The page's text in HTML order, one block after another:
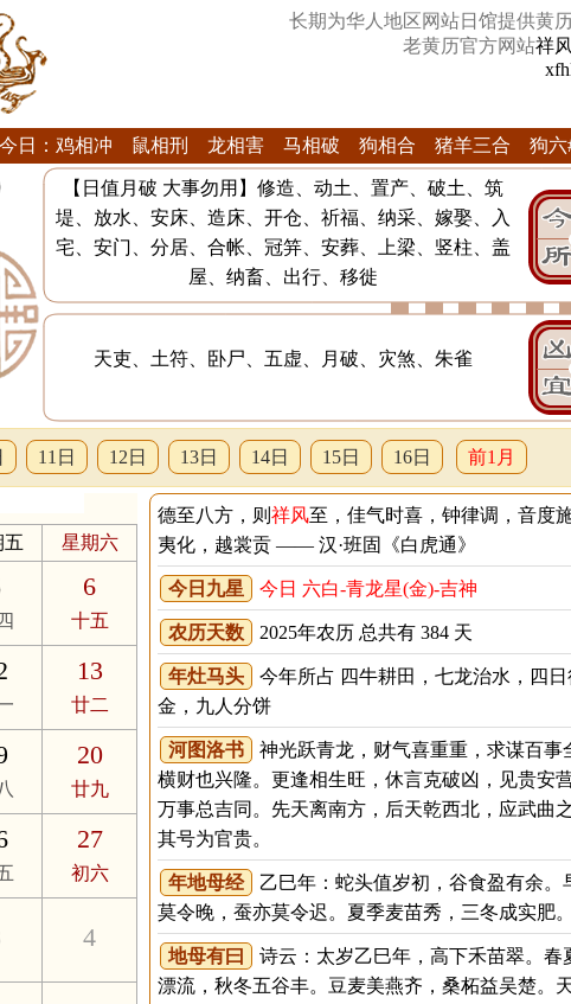
长期为华人地区网站日馆提供黄
老黄历官方网站祥
今日：鸡相冲 鼠相刑 龙相害 马相破 狗相合 猪羊三合 狗六
【日值月破 大事勿用】修造、动土、置产、破土、筑
堤、放水、安床、造床、开仓、祈福、纳采、嫁娶、入
宅、安门、分居、合帐、冠笄、安葬、上梁、竖柱、盖
屋、纳畜、出行、移徙
天吏、土符、卧尸、五虚、月破、灾煞、朱雀
11日 12日 13日 14日 15日 16日 前1月
五 星期六
6
十五
13
廿二
20
廿九
27
初六
4
德至八方，则 祥风至，佳气时喜，钟律调，音度
夷化，越裳贡 —— 汉·班固《白虎通》
今日九星 今日 六白-青龙星(金)-吉神
农历天数 2025年农历 总共有 384 天
年灶马头
今年所占 四牛耕田，七龙治水，四日
金，九人分饼
河图洛书
神光跃青龙，财气喜重重，求谋百事
横财也兴隆。更逢相生旺，休言克破凶，见贵安
万事总吉同。先天离南方，后天乾西北，应武曲
其号为官贵。
年地母经
乙巳年：蛇头值岁初，谷食盈有余。
莫令晚，蚕亦莫令迟。夏季麦苗秀，三冬成实肥
地母有曰
诗云：太岁乙巳年，高下禾苗翠。春
漂流，秋冬五谷丰。豆麦美燕齐，桑柘益吴楚。